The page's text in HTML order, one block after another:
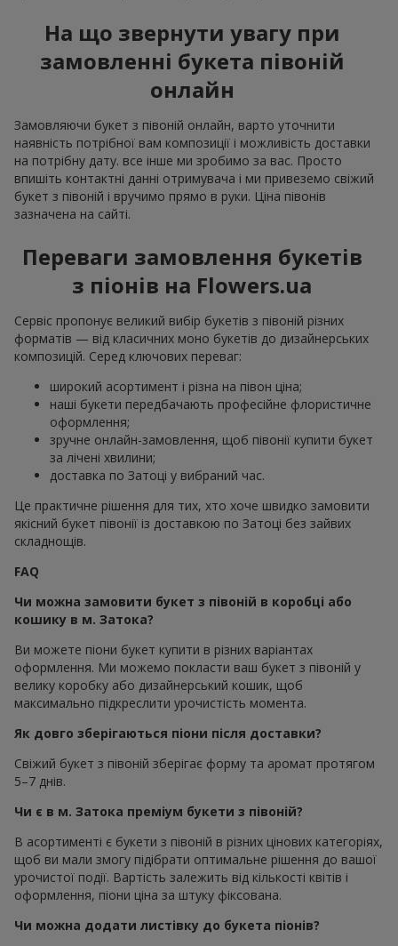
На що звернути увагу при
замовленні букета півоній
онлайн
Замовляючи букет з півоній онлайн, варто уточнити
наявність потрібної вам композиції і можливість доставки
на потрібну дату. все інше ми зробимо за вас. Просто
впишіть контактні данні отримувача і ми привеземо свіжий
букет з півоній і вручимо прямо в руки. Ціна півонів
зазначена на сайті.
Переваги замовлення букетів
з піонів на Flowers.ua
Сервіс пропонує великий вибір букетів з півоній різних
форматів — від класичних моно букетів до дизайнерських
композицій. Серед ключових переваг:
широкий асортимент і різна на півон ціна;
наші букети передбачають професійне флористичне
оформлення;
зручне онлайн-замовлення, щоб півонії купити букет
за лічені хвилини;
доставка по Затоці у вибраний час.
Це практичне рішення для тих, хто хоче швидко замовити
якісний букет півонії із доставкою по Затоці без зайвих
складнощів.
FAQ
Чи можна замовити букет з півоній в коробці або
кошику в м. Затока?
Ви можете піони букет купити в різних варіантах
оформлення. Ми можемо покласти ваш букет з півоній у
велику коробку або дизайнерський кошик, щоб
максимально підкреслити урочистість момента.
Як довго зберігаються піони після доставки?
Свіжий букет з півоній зберігає форму та аромат протягом
5–7 днів.
Чи є в м. Затока преміум букети з півоній?
В асортименті є букети з півоній в різних цінових категоріях,
щоб ви мали змогу підібрати оптимальне рішення до вашої
урочистої події. Вартість залежить від кількості квітів і
оформлення, піони ціна за штуку фіксована.
Чи можна додати листівку до букета піонів?